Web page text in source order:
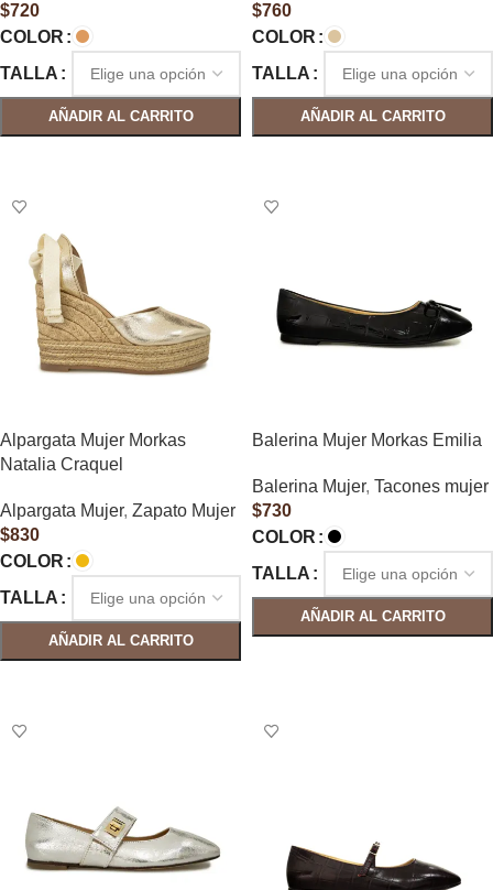
$720
COLOR
TALLA
AÑADIR AL CARRITO
$760
COLOR
TALLA
AÑADIR AL CARRITO
Alpargata Mujer Morkas
Natalia Craquel
Alpargata Mujer, Zapato Mujer
$830
COLOR
TALLA
AÑADIR AL CARRITO
Balerina Mujer Morkas Emilia
Balerina Mujer, Tacones mujer
$730
COLOR
TALLA
AÑADIR AL CARRITO